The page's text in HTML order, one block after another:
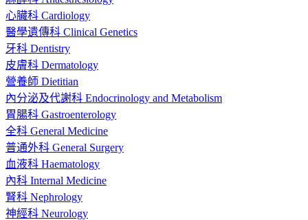
心臟科 Cardiology
醫學遺傳科 Clinical Genetics
牙科 Dentistry
皮膚科 Dermatology
營養師 Dietitian
內分泌及代謝科 Endocrinology and Metabolism
胃腸科 Gastroenterology
全科 General Medicine
普通外科 General Surgery
血液科 Haematology
內科 Internal Medicine
腎科 Nephrology
神經科 Neurology